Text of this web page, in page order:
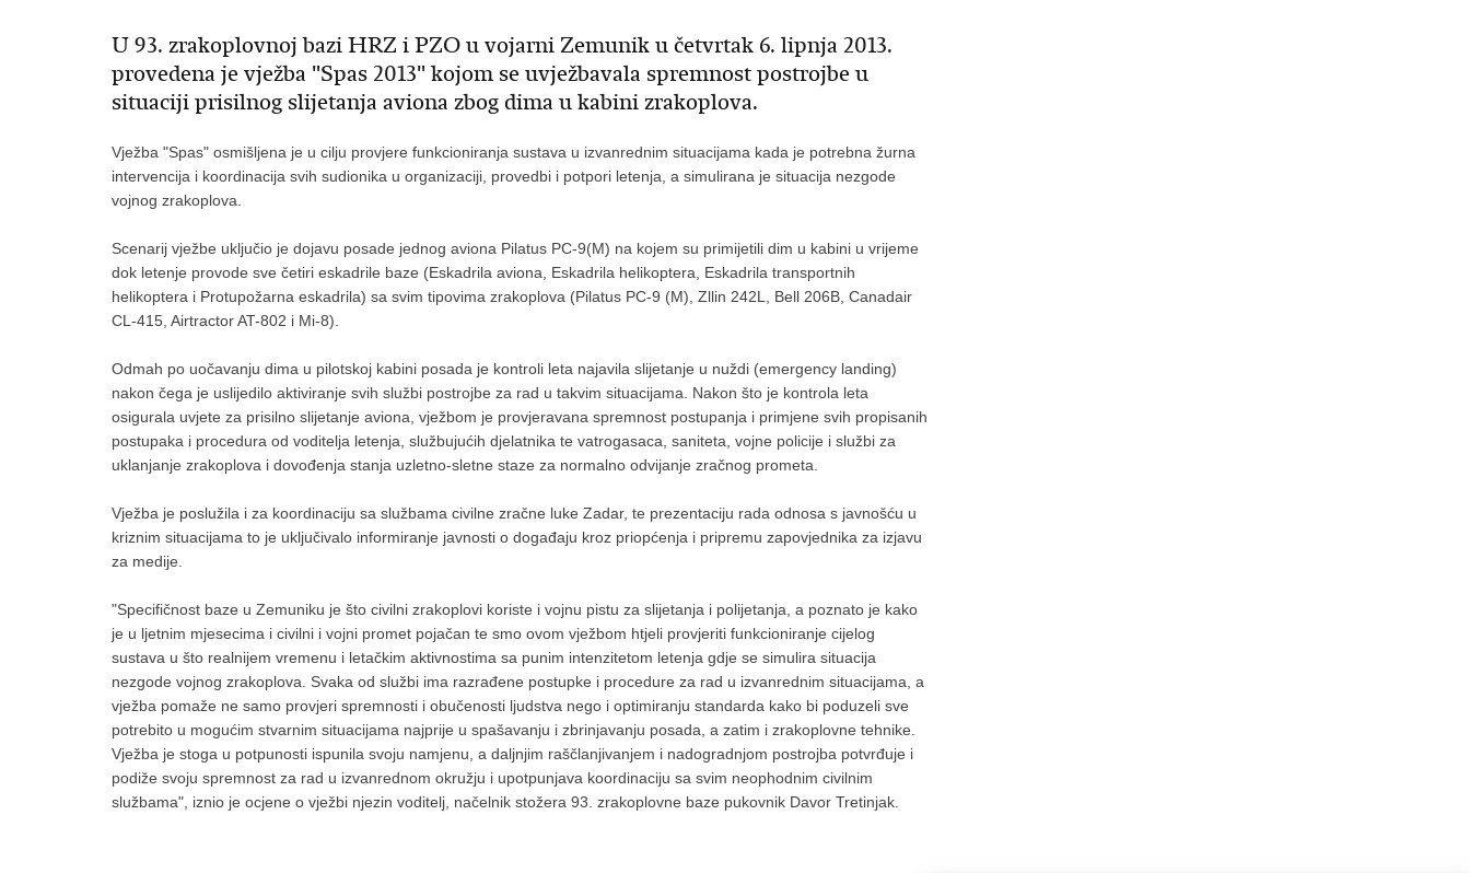
U 93. zrakoplovnoj bazi HRZ i PZO u vojarni Zemunik u četvrtak 6. lipnja 2013.
provedena je vježba "Spas 2013" kojom se uvježbavala spremnost postrojbe u
situaciji prisilnog slijetanja aviona zbog dima u kabini zrakoplova.
Vježba "Spas" osmišljena je u cilju provjere funkcioniranja sustava u izvanrednim situacijama kada je potrebna žurna
intervencija i koordinacija svih sudionika u organizaciji, provedbi i potpori letenja, a simulirana je situacija nezgode
vojnog zrakoplova.
Scenarij vježbe uključio je dojavu posade jednog aviona Pilatus PC-9(M) na kojem su primijetili dim u kabini u vrijeme
dok letenje provode sve četiri eskadrile baze (Eskadrila aviona, Eskadrila helikoptera, Eskadrila transportnih
helikoptera i Protupožarna eskadrila) sa svim tipovima zrakoplova (Pilatus PC-9 (M), Zllin 242L, Bell 206B, Canadair
CL-415, Airtractor AT-802 i Mi-8).
Odmah po uočavanju dima u pilotskoj kabini posada je kontroli leta najavila slijetanje u nuždi (emergency landing)
nakon čega je uslijedilo aktiviranje svih službi postrojbe za rad u takvim situacijama. Nakon što je kontrola leta
osigurala uvjete za prisilno slijetanje aviona, vježbom je provjeravana spremnost postupanja i primjene svih propisanih
postupaka i procedura od voditelja letenja, službujućih djelatnika te vatrogasaca, saniteta, vojne policije i službi za
uklanjanje zrakoplova i dovođenja stanja uzletno-sletne staze za normalno odvijanje zračnog prometa.
Vježba je poslužila i za koordinaciju sa službama civilne zračne luke Zadar, te prezentaciju rada odnosa s javnošću u
kriznim situacijama to je uključivalo informiranje javnosti o događaju kroz priopćenja i pripremu zapovjednika za izjavu
za medije.
"Specifičnost baze u Zemuniku je što civilni zrakoplovi koriste i vojnu pistu za slijetanja i polijetanja, a poznato je kako
je u ljetnim mjesecima i civilni i vojni promet pojačan te smo ovom vježbom htjeli provjeriti funkcioniranje cijelog
sustava u što realnijem vremenu i letačkim aktivnostima sa punim intenzitetom letenja gdje se simulira situacija
nezgode vojnog zrakoplova. Svaka od službi ima razrađene postupke i procedure za rad u izvanrednim situacijama, a
vježba pomaže ne samo provjeri spremnosti i obučenosti ljudstva nego i optimiranju standarda kako bi poduzeli sve
potrebito u mogućim stvarnim situacijama najprije u spašavanju i zbrinjavanju posada, a zatim i zrakoplovne tehnike.
Vježba je stoga u potpunosti ispunila svoju namjenu, a daljnjim raščlanjivanjem i nadogradnjom postrojba potvrđuje i
podiže svoju spremnost za rad u izvanrednom okružju i upotpunjava koordinaciju sa svim neophodnim civilnim
službama", iznio je ocjene o vježbi njezin voditelj, načelnik stožera 93. zrakoplovne baze pukovnik Davor Tretinjak.